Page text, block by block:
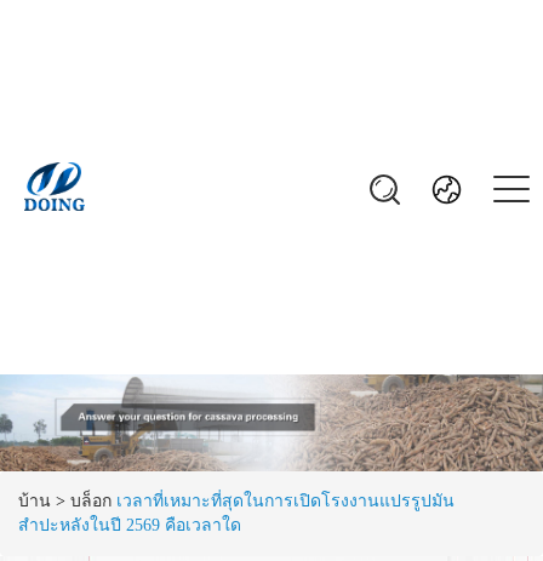
บ้าน > บล็อก เวลาที่เหมาะที่สุดในการเปิดโรงงานแปรรูปมัน
สำปะหลังในปี 2569 คือเวลาใด